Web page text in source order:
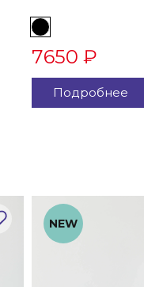
7650 ₽
Подробнее
NEW